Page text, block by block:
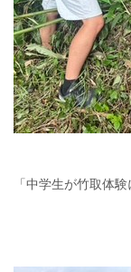
「中学生が竹取体